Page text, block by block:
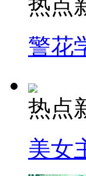
热点
警花
热点
美女